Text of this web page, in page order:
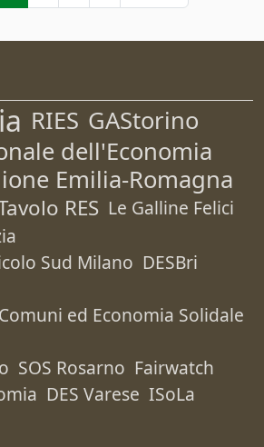
RIES GAStorino
dell'Economia
Emilia-Romagna
RES Le Galline Felici
Sud Milano DESBri
ed Economia Solidale
SOS Rosarno Fairwatch
DES Varese ISoLa